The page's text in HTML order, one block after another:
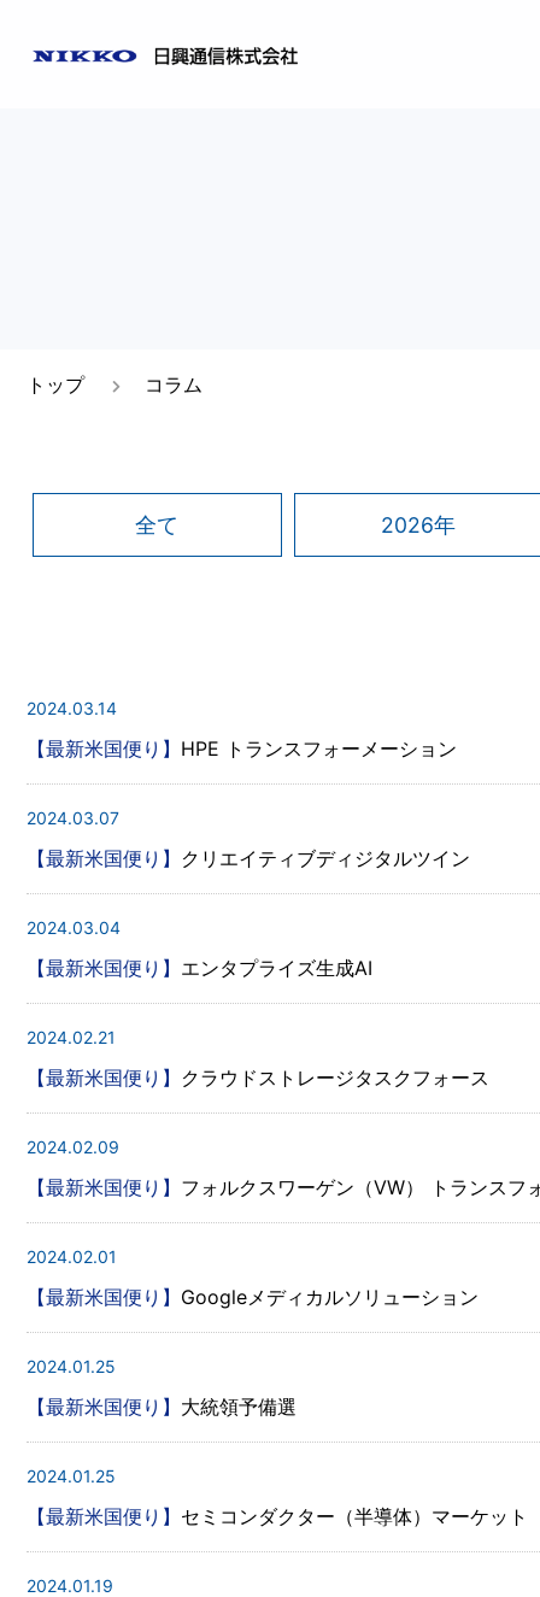
トップ コラム
全て 2026年
2024.03.14
【最新米国便り】 HPE トランスフォーメーション
2024.03.07
【最新米国便り】 クリエイティブディジタルツイン
2024.03.04
【最新米国便り】 エンタプライズ生成AI
2024.02.21
【最新米国便り】 クラウドストレージタスクフォース
2024.02.09
【最新米国便り】 フォルクスワーゲン（VW） トランスフ
2024.02.01
【最新米国便り】 Googleメディカルソリューション
2024.01.25
【最新米国便り】 大統領予備選
2024.01.25
【最新米国便り】 セミコンダクター（半導体）マーケット
2024.01.19